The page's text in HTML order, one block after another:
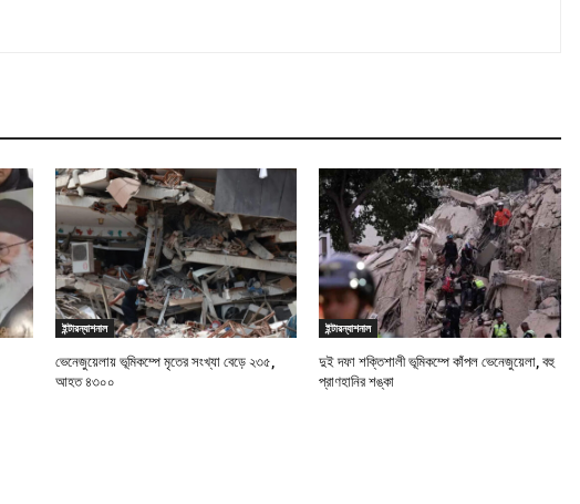
ইন্টারন্যাশনাল
ভেনেজুয়েলায় ভূমিকম্পে মৃতের সংখ্যা বেড়ে ২৩৫,
আহত ৪৩০০
ইন্টারন্যাশনাল
দুই দফা শক্তিশালী ভূমিকম্পে কাঁপল ভেনেজুয়েলা, বহু
প্রাণহানির শঙ্কা